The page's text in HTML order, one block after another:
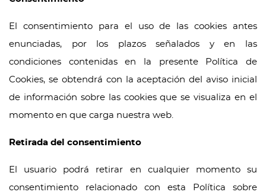
El consentimiento para el uso de las cookies antes
enunciadas, por los plazos señalados y en las
condiciones contenidas en la presente Política de
Cookies, se obtendrá con la aceptación del aviso inicial
de información sobre las cookies que se visualiza en el
momento en que carga nuestra web.
Retirada del consentimiento
El usuario podrá retirar en cualquier momento su
consentimiento relacionado con esta Política sobre